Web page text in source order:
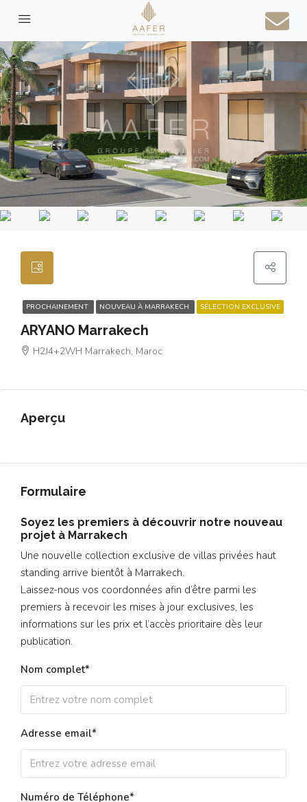
PROCHAINEMENT NOUVEAU À MARRAKECH SÉLECTION EXCLUSIVE
ARYANO Marrakech
H2J4+2WH Marrakech, Maroc
Aperçu
Formulaire
Soyez les premiers à découvrir notre nouveau
projet à Marrakech
Une nouvelle collection exclusive de villas privées haut
standing arrive bientôt à Marrakech.
Laissez-nous vos coordonnées afin d’être parmi les
premiers à recevoir les mises à jour exclusives, les
informations sur les prix et l’accès prioritaire dès leur
publication.
Nom complet*
Adresse email*
Numéro de Téléphone*